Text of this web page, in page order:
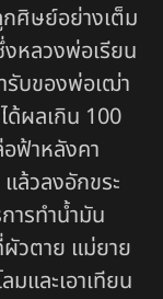
ศิษย์อย่างเต็ม
หลวงพ่อเรียน
รับของพ่อเฒ่า
ด้ผลเกิน 100
ฟ้าหลังคา
ล้วลงอักขระ
ารทำน้ำมัน
วตาย แม่ยาย
และเอาเทียน